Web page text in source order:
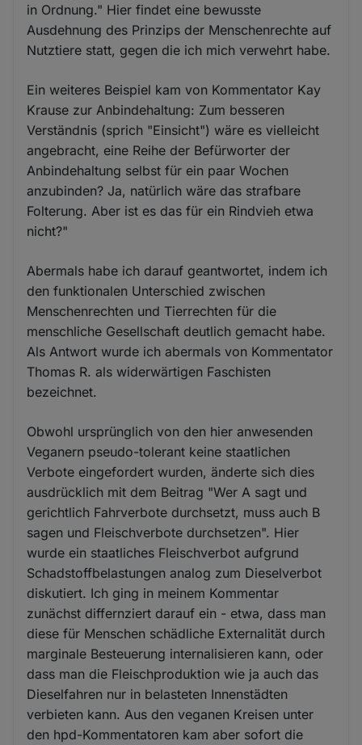
in Ordnung." Hier findet eine bewusste
Ausdehnung des Prinzips der Menschenrechte auf
Nutztiere statt, gegen die ich mich verwehrt habe.
Ein weiteres Beispiel kam von Kommentator Kay
Krause zur Anbindehaltung: Zum besseren
Verständnis (sprich "Einsicht") wäre es vielleicht
angebracht, eine Reihe der Befürworter der
Anbindehaltung selbst für ein paar Wochen
anzubinden? Ja, natürlich wäre das strafbare
Folterung. Aber ist es das für ein Rindvieh etwa
nicht?"
Abermals habe ich darauf geantwortet, indem ich
den funktionalen Unterschied zwischen
Menschenrechten und Tierrechten für die
menschliche Gesellschaft deutlich gemacht habe.
Als Antwort wurde ich abermals von Kommentator
Thomas R. als widerwärtigen Faschisten
bezeichnet.
Obwohl ursprünglich von den hier anwesenden
Veganern pseudo-tolerant keine staatlichen
Verbote eingefordert wurden, änderte sich dies
ausdrücklich mit dem Beitrag "Wer A sagt und
gerichtlich Fahrverbote durchsetzt, muss auch B
sagen und Fleischverbote durchsetzen". Hier
wurde ein staatliches Fleischverbot aufgrund
Schadstoffbelastungen analog zum Dieselverbot
diskutiert. Ich ging in meinem Kommentar
zunächst differnziert darauf ein - etwa, dass man
diese für Menschen schädliche Externalität durch
marginale Besteuerung internalisieren kann, oder
dass man die Fleischproduktion wie ja auch das
Dieselfahren nur in belasteten Innenstädten
verbieten kann. Aus den veganen Kreisen unter
den hpd-Kommentatoren kam aber sofort die